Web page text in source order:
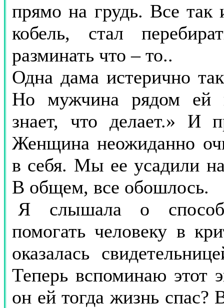
прямо на грудь. Все
кобель, стал
разминать что – то..
Одна дама истерично
Но мужчина рядом ей
знает, что делает.» И
Женщина неожиданно
в себя. Мы ее усадили
В общем, все обошлось.
Я слышала о
помогать человеку в
оказалась
Теперь вспоминаю этот
он ей тогда жизнь спас?